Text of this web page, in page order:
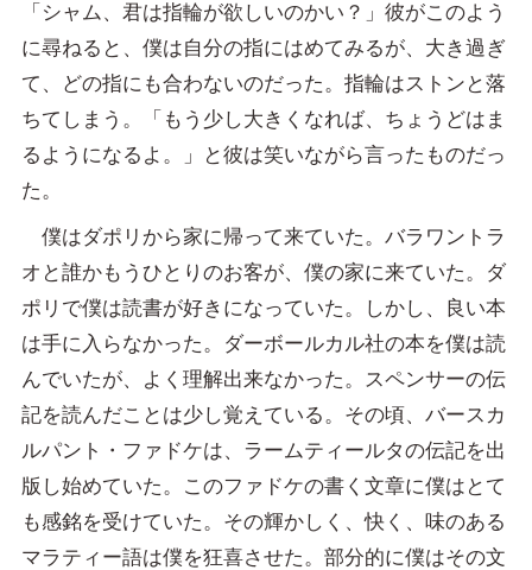
「シャム、君は指輪が欲しいのかい？」彼がこのよう
に尋ねると、僕は自分の指にはめてみるが、大き過ぎ
て、どの指にも合わないのだった。指輪はストンと落
ちてしまう。「もう少し大きくなれば、ちょうどはま
るようになるよ。」と彼は笑いながら言ったものだっ
た。
僕はダポリから家に帰って来ていた。バラワントラ
オと誰かもうひとりのお客が、僕の家に来ていた。ダ
ポリで僕は読書が好きになっていた。しかし、良い本
は手に入らなかった。ダーボールカル社の本を僕は読
んでいたが、よく理解出来なかった。スペンサーの伝
記を読んだことは少し覚えている。その頃、バースカ
ルパント・ファドケは、ラームティールタの伝記を出
版し始めていた。このファドケの書く文章に僕はとて
も感銘を受けていた。その輝かしく、快く、味のある
マラティー語は僕を狂喜させた。部分的に僕はその文